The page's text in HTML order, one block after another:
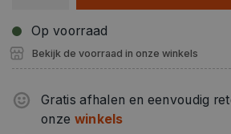
Op voorraad
Bekijk de voorraad in onze winkels
Gratis afhalen en eenvoudig
onze winkels